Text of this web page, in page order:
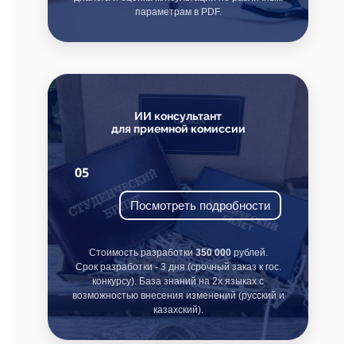
параметрам в PDF.
ИИ консультант
для приемной комиссии
05
Посмотреть подробности
Стоимость разработки350 000рублей.
Срок разработки - 3 дня (срочный заказ к гос.
конкурсу). База знаний на 2х языках с
возможностью внесения изменений (русский и
казахский).